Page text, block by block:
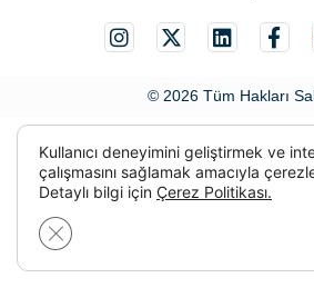
© 2026 Tüm Hakları
Kullanıcı deneyimini geliştirmek ve
çalışmasını sağlamak amacıyla
Detaylı bilgi için Çerez Politikası.
GDPR çerez şeridini kapat